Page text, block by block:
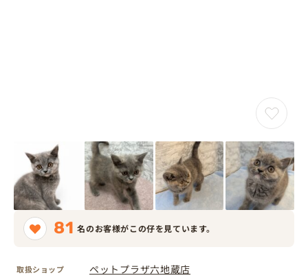
81 名のお客様がこの仔を見ています。
取扱ショップ ペットプラザ六地蔵店